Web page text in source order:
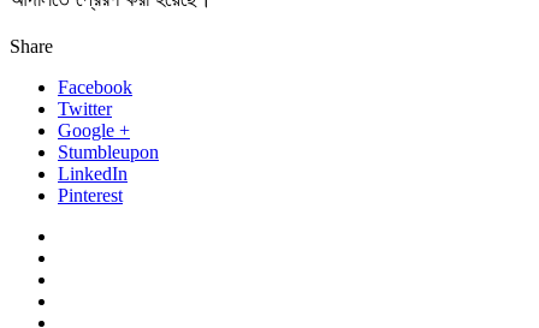
Share
Facebook
Twitter
Google +
Stumbleupon
LinkedIn
Pinterest